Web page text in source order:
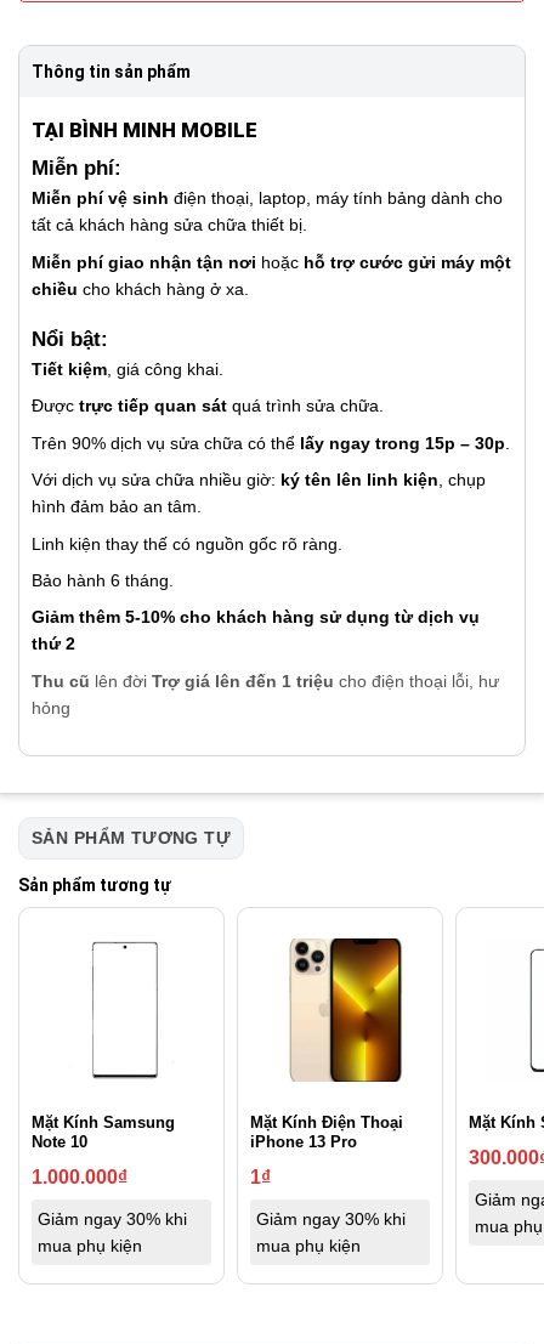
Thông tin sản phẩm
TẠI BÌNH MINH MOBILE
Miễn phí:
Miễn phí vệ sinh điện thoại, laptop, máy tính bảng dành cho
tất cả khách hàng sửa chữa thiết bị.
Miễn phí giao nhận tận nơi hoặc hỗ trợ cước gửi máy một
chiều cho khách hàng ở xa.
Nổi bật:
Tiết kiệm , giá công khai.
Được trực tiếp quan sát quá trình sửa chữa.
Trên 90% dịch vụ sửa chữa có thể lấy ngay trong 15p – 30p
Với dịch vụ sửa chữa nhiều giờ: ký tên lên linh kiện , chụp
hình đảm bảo an tâm.
Linh kiện thay thế có nguồn gốc rõ ràng.
Bảo hành 6 tháng.
Giảm thêm 5-10% cho khách hàng sử dụng từ dịch vụ
thứ 2
Thu cũ lên đời Trợ giá lên đến 1 triệu cho điện thoại lỗi, hư
hỏng
SẢN PHẨM TƯƠNG TỰ
Sản phẩm tương tự
Mặt Kính Samsung
Note 10
1.000.000₫
Giảm ngay 30% khi
mua phụ kiện
Mặt Kính Điện Thoại
iPhone 13 Pro
1₫
Giảm ngay 30% khi
mua phụ kiện
Mặt Kính
300.000
Giảm
mua